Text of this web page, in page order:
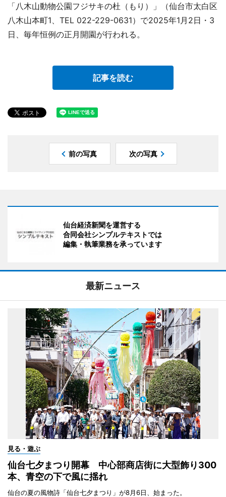
「八木山動物公園フジサキの杜（もり）」（仙台市太白区
八木山本町1、TEL 022-229-0631）で2025年1月2日・3
日、毎年恒例の正月開園が行われる。
記事を読む
前の写真 次の写真
仙台経済新聞を運営する
合同会社シンプルテキストでは
編集・執筆業務を承っています
最新ニュース
見る・遊ぶ
仙台七夕まつり開幕 中心部商店街に大型飾り300
本、青空の下で風に揺れ
仙台の夏の風物詩「仙台七夕まつり」が8月6日、始まった。